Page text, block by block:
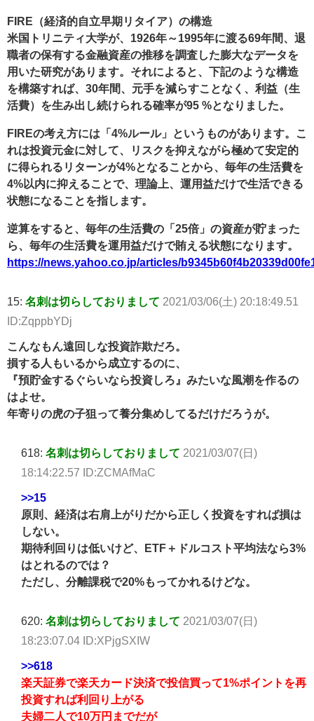
FIRE（経済的自立早期リタイア）の構造
米国トリニティ大学が、1926年～1995年に渡る69年間、退
職者の保有する金融資産の推移を調査した膨大なデータを
用いた研究があります。それによると、下記のような構造
を構築すれば、30年間、元手を減らすことなく、利益（生
活費）を生み出し続けられる確率が95 %となりました。
FIREの考え方には「4%ルール」というものがあります。こ
れは投資元金に対して、リスクを抑えながら極めて安定的
に得られるリターンが4%となることから、毎年の生活費を
4%以内に抑えることで、理論上、運用益だけで生活できる
状態になることを指します。
逆算をすると、毎年の生活費の「25倍」の資産が貯まった
ら、毎年の生活費を運用益だけで賄える状態になります。
https://news.yahoo.co.jp/articles/
15: 名刺は切らしておりまして 2021/03/06(土) 20:18:49.51
ID:ZqppbYDj
こんなもん遠回しな投資詐欺だろ。
損する人もいるから成立するのに、
『預貯金するぐらいなら投資しろ』みたいな風潮を作るの
はよせ。
年寄りの虎の子狙って養分集めしてるだけだろうが。
618: 名刺は切らしておりまして 2021/03/07(日)
18:14:22.57 ID:ZCMAfMaC
>>15
原則、経済は右肩上がりだから正しく投資をすれば損は
しない。
期待利回りは低いけど、ETF＋ドルコスト平均法なら3%
はとれるのでは？
ただし、分離課税で20%もってかれるけどな。
620: 名刺は切らしておりまして 2021/03/07(日)
18:23:07.04 ID:XPjgSXIW
>>618
楽天証券で楽天カード決済で投信買って1%ポイントを再
投資すれば利回り上がる
夫婦二人で10万円までだが